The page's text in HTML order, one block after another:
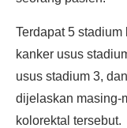
Terdapat 5
kanker usus
usus stadium 3,
dijelaskan masing-
kolorektal tersebut.